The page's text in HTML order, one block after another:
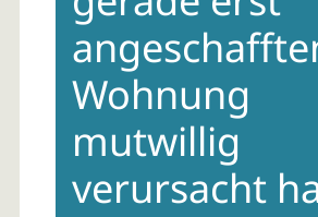
Wohnung
mutwillig
verursacht